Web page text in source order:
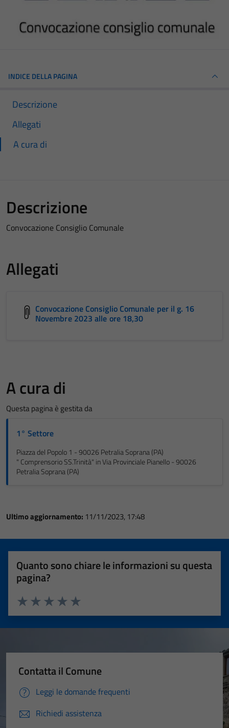
INDICE DELLA PAGINA
Descrizione
Allegati
A cura di
Descrizione
Convocazione Consiglio Comunale
Allegati
Convocazione Consiglio Comunale per il g. 16
Novembre 2023 alle ore 18,30
A cura di
Questa pagina è gestita da
1° Settore
Piazza del Popolo 1 - 90026 Petralia Soprana (PA)
" Comprensorio SS.Trinità" in Via Provinciale Pianello - 90026
Petralia Soprana (PA)
Ultimo aggiornamento: 11/11/2023, 17:48
Quanto sono chiare le informazioni su questa
pagina?
Valuta 5 stelle su 5
Valuta 4 stelle su 5
Valuta 3 stelle su 5
Valuta 2 stelle su 5
Valuta 1 stelle su 5
Contatta il Comune
Leggi le domande frequenti
Richiedi assistenza